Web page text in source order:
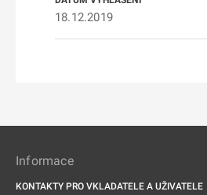
18.12.2019
Informace
KONTAKTY PRO VKLADATELE A UŽIVATELE